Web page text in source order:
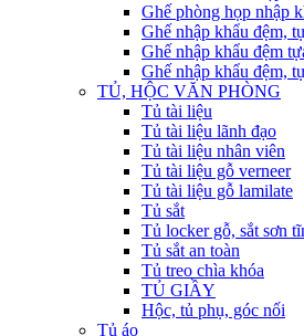
Ghế phòng họp nhập
Ghế nhập khẩu đệm,
Ghế nhập khẩu đệm
Ghế nhập khẩu đệm,
TỦ, HỘC VĂN PHÒNG
Tủ tài liệu
Tủ tài liệu lãnh đạo
Tủ tài liệu nhân viên
Tủ tài liệu gỗ verneer
Tủ tài liệu gỗ lamilate
Tủ sắt
Tủ locker gỗ, sắt sơn
Tủ sắt an toàn
Tủ treo chìa khóa
TỦ GIẦY
Hộc, tủ phụ, góc nối
Tủ áo